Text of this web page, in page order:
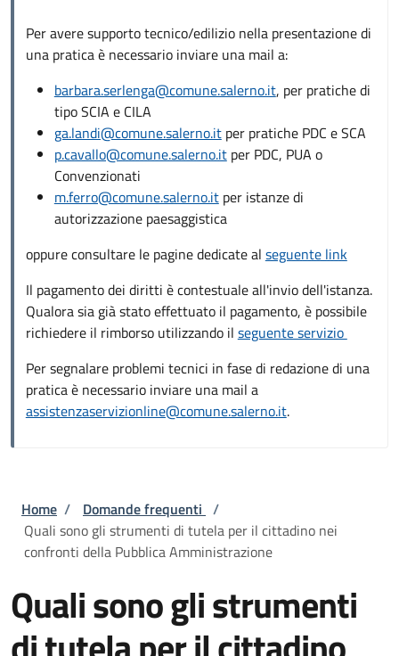
Per avere supporto tecnico/edilizio nella presentazione di
una pratica è necessario inviare una mail a:
barbara.serlenga@comune.salerno.it, per pratiche di
tipo SCIA e CILA
ga.landi@comune.salerno.itper pratiche PDC e SCA
p.cavallo@comune.salerno.itper PDC, PUA o
Convenzionati
m.ferro@comune.salerno.itper istanze di
autorizzazione paesaggistica
oppure consultare le pagine dedicate al seguente link
Il pagamento dei diritti è contestuale all'invio dell'istanza.
Qualora sia già stato effettuato il pagamento, è possibile
richiedere il rimborso utilizzando il seguente servizio
Per segnalare problemi tecnici in fase di redazione di una
pratica è necessario inviare una mail a
assistenzaservizionline@comune.salerno.it.
Briciole di pane
Home / Domande frequenti /
Quali sono gli strumenti di tutela per il cittadino nei
confronti della Pubblica Amministrazione
Quali sono gli strumenti